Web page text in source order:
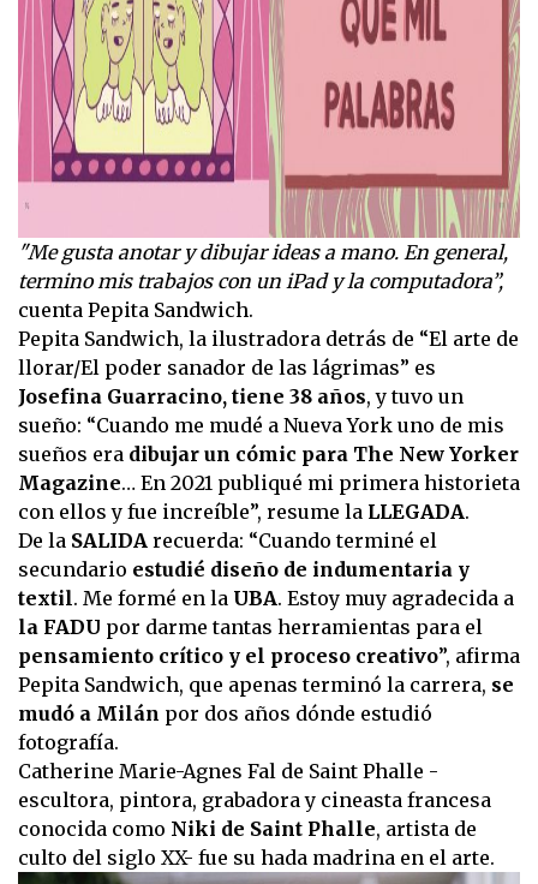
"Me gusta anotar y dibujar ideas a mano. En general,
termino mis trabajos con un iPad y la computadora”,
cuenta Pepita Sandwich.
Pepita Sandwich, la ilustradora detrás de “El arte de
llorar/El poder sanador de las lágrimas” es
Josefina Guarracino, tiene 38 años, y tuvo un
sueño: “Cuando me mudé a Nueva York uno de mis
sueños era dibujar un cómic para The New Yorker
Magazine… En 2021 publiqué mi primera historieta
con ellos y fue increíble”, resume la LLEGADA.
De la SALIDA recuerda: “Cuando terminé el
secundario estudié diseño de indumentaria y
textil. Me formé en la UBA. Estoy muy agradecida a
la FADU por darme tantas herramientas para el
pensamiento crítico y el proceso creativo”, afirma
Pepita Sandwich, que apenas terminó la carrera, se
mudó a Milán por dos años dónde estudió
fotografía.
Catherine Marie-Agnes Fal de Saint Phalle -
escultora, pintora, grabadora y cineasta francesa
conocida como Niki de Saint Phalle, artista de
culto del siglo XX- fue su hada madrina en el arte.